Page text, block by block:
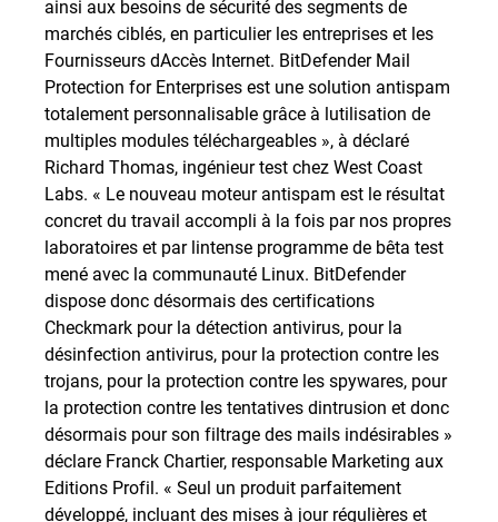
ainsi aux besoins de sécurité des segments de
marchés ciblés, en particulier les entreprises et les
Fournisseurs dAccès Internet. BitDefender Mail
Protection for Enterprises est une solution antispam
totalement personnalisable grâce à lutilisation de
multiples modules téléchargeables », à déclaré
Richard Thomas, ingénieur test chez West Coast
Labs. « Le nouveau moteur antispam est le résultat
concret du travail accompli à la fois par nos propres
laboratoires et par lintense programme de bêta test
mené avec la communauté Linux. BitDefender
dispose donc désormais des certifications
Checkmark pour la détection antivirus, pour la
désinfection antivirus, pour la protection contre les
trojans, pour la protection contre les spywares, pour
la protection contre les tentatives dintrusion et donc
désormais pour son filtrage des mails indésirables »
déclare Franck Chartier, responsable Marketing aux
Editions Profil. « Seul un produit parfaitement
développé, incluant des mises à jour régulières et